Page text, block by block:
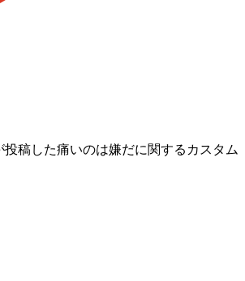
投稿した痛いのは嫌だに関するカスタム